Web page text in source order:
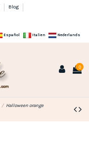
Blog
Español Italien Nederlands
0
Halloween orange